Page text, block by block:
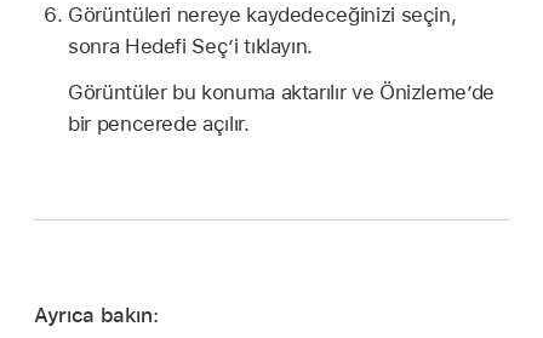
Görüntüleri nereye kaydedeceğinizi seçin,
sonra Hedefi Seç’i tıklayın.
Görüntüler bu konuma aktarılır ve Önizleme’de
bir pencerede açılır.
Ayrıca bakın: